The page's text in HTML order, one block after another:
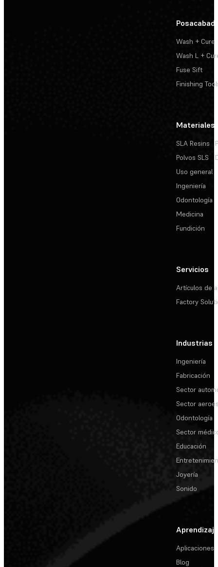
Wash + Cure
Wash L +
Fuse Sift
Finishing
Materiales
SLA Resins
Polvos SLS
Uso general
Ingeniería
Odontología
Medicina
Fundición
Servicios
Artículos de
Factory
Industrias
Ingeniería
Fabricación
Sector
Sector
Odontología
Sector
Educación
Joyería
Sonido
Aprendizaje
Aplicaciones
Blog